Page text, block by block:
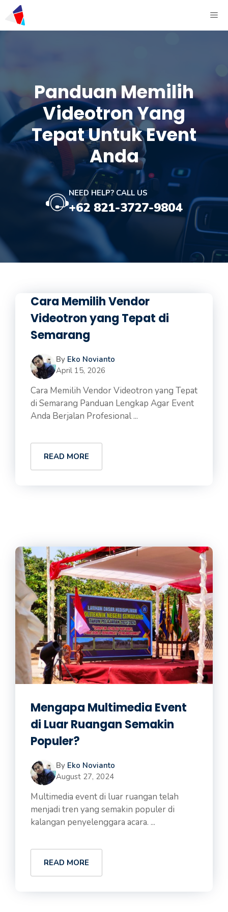
Panduan Memilih
Videotron Yang
Tepat Untuk Event
Anda
NEED HELP? CALL US
+62 821-3727-9804
Cara Memilih Vendor
Videotron yang Tepat di
Semarang
By Eko Novianto
April 15, 2026
Cara Memilih Vendor Videotron yang Tepat
di Semarang Panduan Lengkap Agar Event
Anda Berjalan Profesional ...
READ MORE
Mengapa Multimedia Event
di Luar Ruangan Semakin
Populer?
By Eko Novianto
August 27, 2024
Multimedia event di luar ruangan telah
menjadi tren yang semakin populer di
kalangan penyelenggara acara. ...
READ MORE